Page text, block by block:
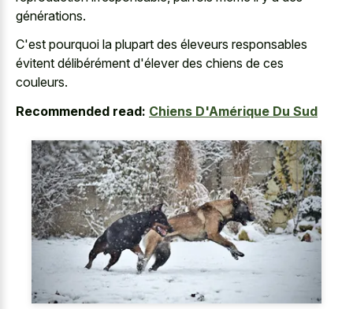
générations.
C'est pourquoi la plupart des éleveurs responsables
évitent délibérément d'élever des chiens de ces
couleurs.
Recommended read: Chiens D'Amérique Du Sud